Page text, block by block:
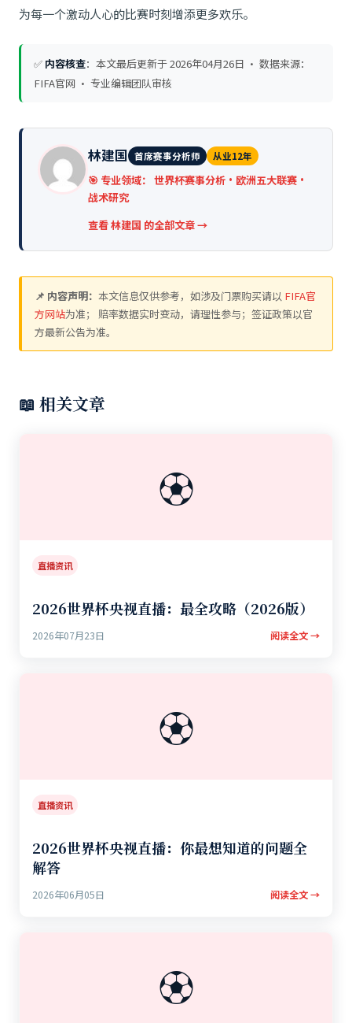
为每一个激动人心的比赛时刻增添更多欢乐。
✅ 内容核查：本文最后更新于2026年04月26日 · 数据来源：
FIFA官网 · 专业编辑团队审核
林建国 首席赛事分析师 从业12年
🎯 专业领域： 世界杯赛事分析·欧洲五大联赛·
战术研究
查看 林建国 的全部文章 →
📌 内容声明： 本文信息仅供参考，如涉及门票购买请以 FIFA官
方网站为准； 赔率数据实时变动，请理性参与；签证政策以官
方最新公告为准。
📖 相关文章
⚽
直播资讯
2026世界杯央视直播：最全攻略（2026版）
2026年07月23日 阅读全文 →
⚽
直播资讯
2026世界杯央视直播：你最想知道的问题全
解答
2026年06月05日 阅读全文 →
⚽